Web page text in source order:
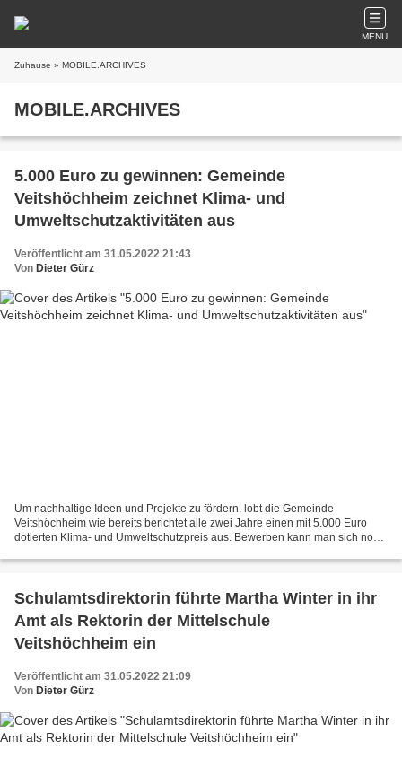
MENU
Zuhause » MOBILE.ARCHIVES
MOBILE.ARCHIVES
5.000 Euro zu gewinnen: Gemeinde
Veitshöchheim zeichnet Klima- und
Umweltschutzaktivitäten aus
Veröffentlicht am 31.05.2022 21:43
Von Dieter Gürz
Um nachhaltige Ideen und Projekte zu fördern, lobt die Gemeinde
Veitshöchheim wie bereits berichtet alle zwei Jahre einen mit 5.000 Euro
dotierten Klima- und Umweltschutzpreis aus. Bewerben kann man sich noch
Schulamtsdirektorin führte Martha Winter in ihr
Amt als Rektorin der Mittelschule
Veitshöchheim ein
Veröffentlicht am 31.05.2022 21:09
Von Dieter Gürz